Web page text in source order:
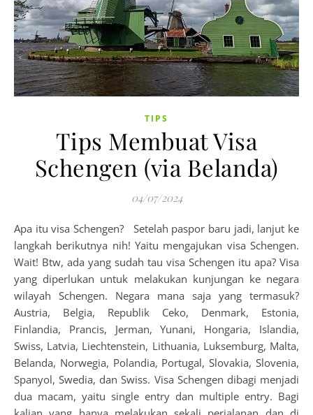
TIPS
Tips Membuat Visa
Schengen (via Belanda)
04/07/2024
Apa itu visa Schengen? Setelah paspor baru jadi, lanjut ke
langkah berikutnya nih! Yaitu mengajukan visa Schengen.
Wait! Btw, ada yang sudah tau visa Schengen itu apa? Visa
yang diperlukan untuk melakukan kunjungan ke negara
wilayah Schengen. Negara mana saja yang termasuk?
Austria, Belgia, Republik Ceko, Denmark, Estonia,
Finlandia, Prancis, Jerman, Yunani, Hongaria, Islandia,
Swiss, Latvia, Liechtenstein, Lithuania, Luksemburg, Malta,
Belanda, Norwegia, Polandia, Portugal, Slovakia, Slovenia,
Spanyol, Swedia, dan Swiss. Visa Schengen dibagi menjadi
dua macam, yaitu single entry dan multiple entry. Bagi